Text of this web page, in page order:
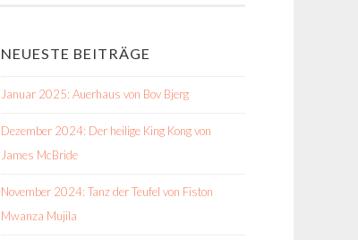
NEUESTE BEITRÄGE
Januar 2025: Auerhaus von Bov Bjerg
Dezember 2024: Der heilige King Kong von
James McBride
November 2024: Tanz der Teufel von Fiston
Mwanza Mujila